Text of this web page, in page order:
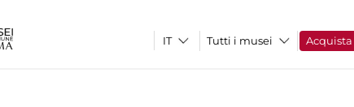
Tutti i musei Acquista